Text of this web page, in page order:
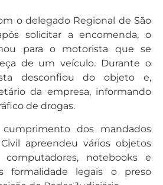
o delegado Regional de São
solicitar a encomenda, o
para o motorista que se
de um veículo. Durante o
desconfiou do objeto e,
da empresa, informando
de drogas.
dos mandados
apreendeu vários objetos
computadores, notebooks e
formalidade legais o preso